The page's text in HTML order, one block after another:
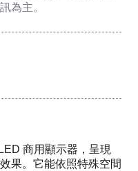
為主。
商用顯示器，呈現
果。它能依照特殊空間